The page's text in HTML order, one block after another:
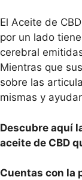
El Aceite de
por un lado
cerebral
Mientras que
sobre las
mismas y
Descubre aquí
aceite de CBD
Cuentas con la